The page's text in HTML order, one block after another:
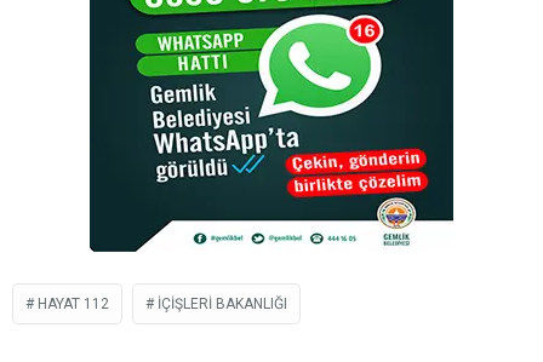
HAYAT 112 IÇIŞLERI BAKANLIĞI